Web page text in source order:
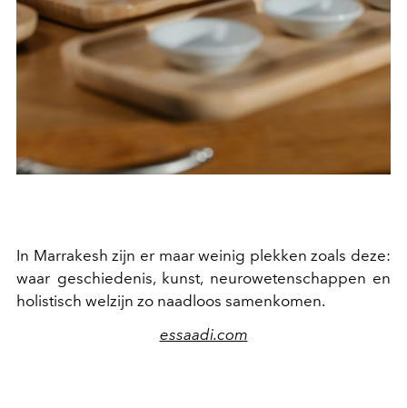
In Marrakesh zijn er maar weinig plekken zoals deze:
waar geschiedenis, kunst, neurowetenschappen en
holistisch welzijn zo naadloos samenkomen.
essaadi.com